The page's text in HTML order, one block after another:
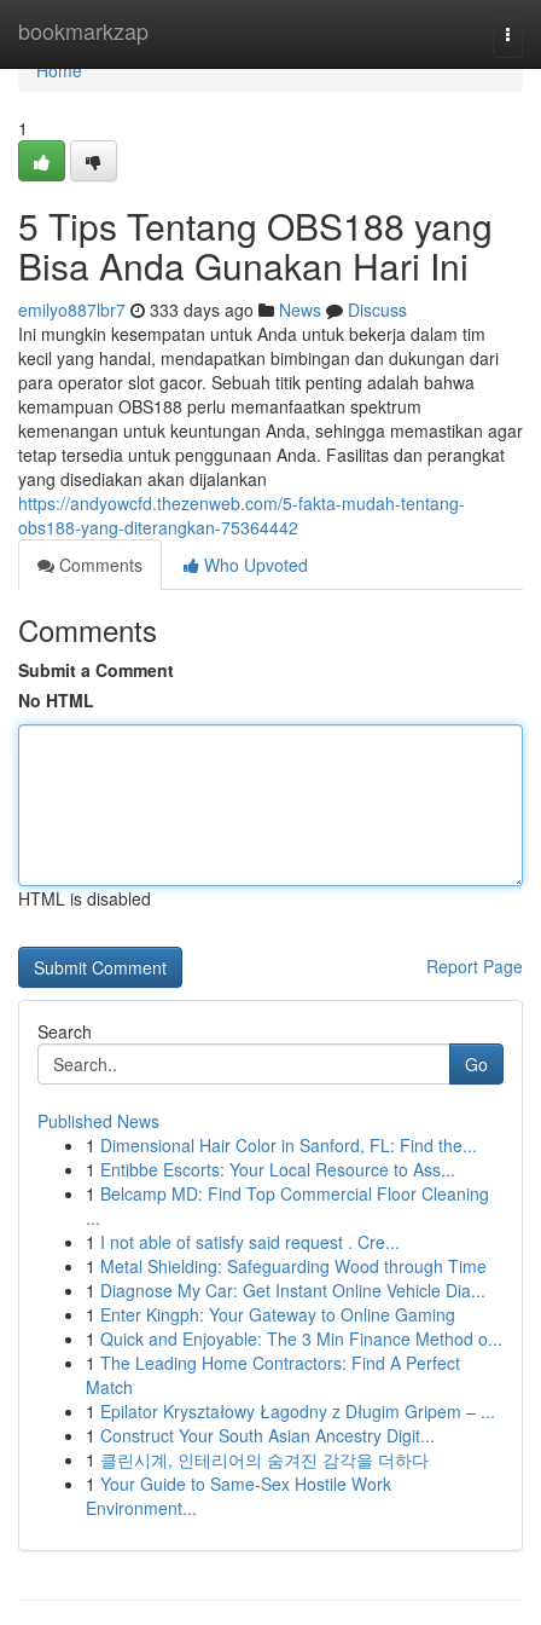
bookmarkzap
Home
Home
1
5 Tips Tentang OBS188 yang
Bisa Anda Gunakan Hari Ini
emilyo887lbr7 333 days ago News
Discuss
Ini mungkin kesempatan untuk Anda untuk bekerja dalam tim
kecil yang handal, mendapatkan bimbingan dan dukungan dari
para operator slot gacor. Sebuah titik penting adalah bahwa
kemampuan OBS188 perlu memanfaatkan spektrum
kemenangan untuk keuntungan Anda, sehingga memastikan agar
tetap tersedia untuk penggunaan Anda. Fasilitas dan perangkat
yang disediakan akan dijalankan
https://andyowcfd.thezenweb.com/5-fakta-mudah-tentang-
obs188-yang-diterangkan-75364442
Comments
Who Upvoted
Comments
Submit a Comment
No HTML
HTML is disabled
Report Page
Search
Go
Published News
1 Dimensional Hair Color in Sanford, FL: Find the...
1 Entibbe Escorts: Your Local Resource to Ass...
1 Belcamp MD: Find Top Commercial Floor Cleaning
...
1 I not able of satisfy said request . Cre...
1 Metal Shielding: Safeguarding Wood through Time
1 Diagnose My Car: Get Instant Online Vehicle Dia...
1 Enter Kingph: Your Gateway to Online Gaming
1 Quick and Enjoyable: The 3 Min Finance Method o...
1 The Leading Home Contractors: Find A Perfect
Match
1 Epilator Kryształowy Łagodny z Długim Gripem – ...
1 Construct Your South Asian Ancestry Digit...
1 클린시계, 인테리어의 숨겨진 감각을 더하다
1 Your Guide to Same-Sex Hostile Work
Environment...